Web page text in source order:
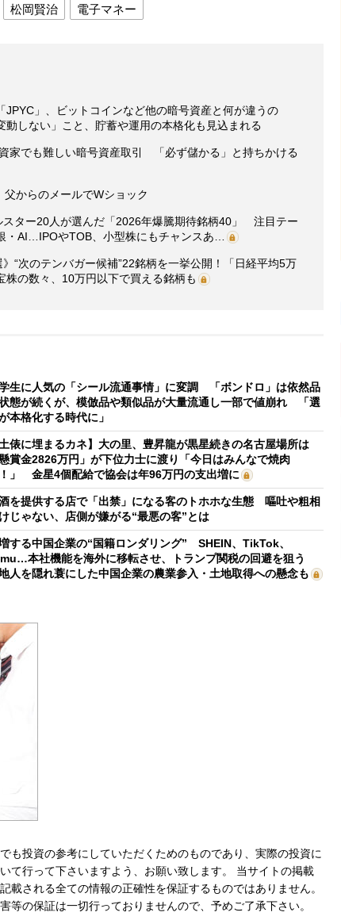
松岡賢治 電子マネー
JPYC」、ビットコインなど他の暗号資産と何が違うの
しない」こと、貯蓄や運用の本格化も見込まれる
家でも難しい暗号資産取引 「必ず儲かる」と持ちかける
からのメールでWショック
スター20人が選んだ「2026年爆騰期待銘柄40」 注目テー
・AI…IPOやTOB、小型株にもチャンスあ…
“次のテンバガー候補”22銘柄を一挙公開！「日経平均5万
の数々、10万円以下で買える銘柄も
生に人気の「シール流通事情」に変調 「ボンドロ」は依然品
態が続くが、模倣品や類似品が大量流通し一部で値崩れ 「選
本格化する時代に」
土俵に埋まるカネ】大の里、豊昇龍が黒星続きの名古屋場所は
懸賞金2826万円」が下位力士に渡り「今日はみんなで焼肉
」 金星4個配給で協会は年96万円の支出増に
を提供する店で「出禁」になる客のトホホな生態 嘔吐や粗相
じゃない、店側が嫌がる“最悪の客”とは
する中国企業の“国籍ロンダリング” SHEIN、TikTok、
本社機能を海外に移転させ、トランプ関税の回避を狙う
人を隠れ蓑にした中国企業の農業参入・土地取得への懸念も
も投資の参考にしていただくためのものであり、実際の投資に
て行って下さいますよう、お願い致します。 当サイトの掲載
載される全ての情報の正確性を保証するものではありません。
等の保証は一切行っておりませんので、予めご了承下さい。